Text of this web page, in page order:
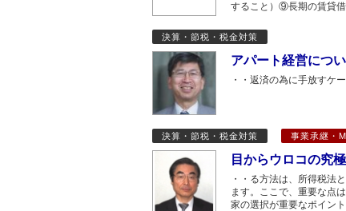
すること）⑨長期の賃貸借
決算・節税・税金対策
アパート経営につ
・・返済の為に手放すケー
決算・節税・税金対策 事業承継・
目からウロコの究
・・る方法は、所得税法
ます。ここで、重要な点
家の選択が重要なポイン